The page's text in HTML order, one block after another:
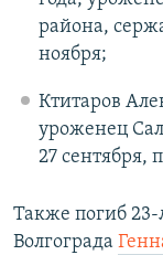
района,
ноября;
Ктитаров
уроженец
27 сентября,
Также погиб
Волгограда